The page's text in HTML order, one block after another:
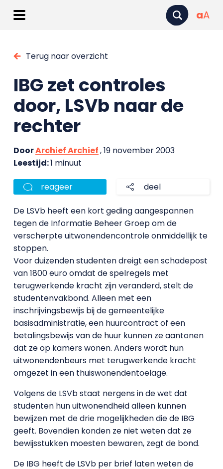
aA
Terug naar overzicht
IBG zet controles
door, LSVb naar de
rechter
DoorArchief Archief, 19 november 2003
Leestijd:1 minuut
reageer deel
De LSVb heeft een kort geding aangespannen
tegen de Informatie Beheer Groep om de
verscherpte uitwonendencontrole onmiddellijk te
stoppen.
Voor duizenden studenten dreigt een schadepost
van 1800 euro omdat de spelregels met
terugwerkende kracht zijn veranderd, stelt de
studentenvakbond. Alleen met een
inschrijvingsbewijs bij de gemeentelijke
basisadministratie, een huurcontract of een
betalingsbewijs van de huur kunnen ze aantonen
dat ze op kamers wonen. Anders wordt hun
uitwonendenbeurs met terugwerkende kracht
omgezet in een thuiswonendentoelage.
Volgens de LSVb staat nergens in de wet dat
studenten hun uitwonendheid alleen kunnen
bewijzen met de drie mogelijkheden die de IBG
geeft. Bovendien konden ze niet weten dat ze
bewijsstukken moesten bewaren, zegt de bond.
De IBG heeft de LSVb per brief laten weten de